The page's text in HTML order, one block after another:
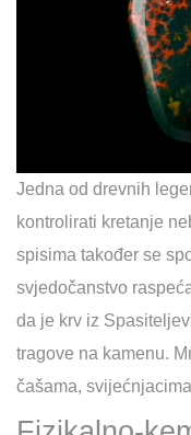
Jedna od drevnih
kontrolirati kretanje
spisima također se
svjedočanstvo
da je krv iz
tragove na kamenu.
čašama,